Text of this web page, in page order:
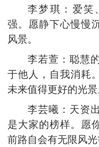
李梦琪：爱笑
强。愿静下心慢慢
风景。
李若萱：聪慧
于他人，自我消耗
未来值得更好的光景
李芸曦：天资
是大家的榜样。愿
前路自会有无限风光